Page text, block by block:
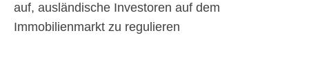
auf, ausländische Investoren auf dem
Immobilienmarkt zu regulieren